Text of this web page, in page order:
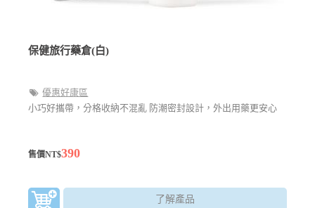
保健旅行藥倉(白)
優惠好康區
小巧好攜帶，分格收納不混亂 防潮密封設計，外出用藥更安心
售價NT$390
了解產品